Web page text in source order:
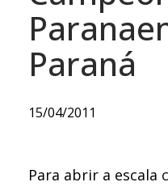
Paraná
15/04/2011
Para abrir a escala